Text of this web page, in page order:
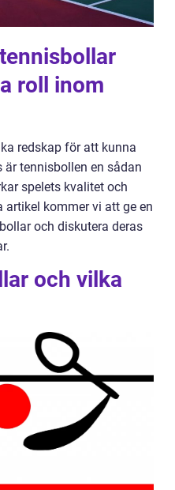
roll inom
redskap för att kunna
tennisbollen en sådan
spelets kvalitet och
artikel kommer vi att ge en
och diskutera deras
och vilka